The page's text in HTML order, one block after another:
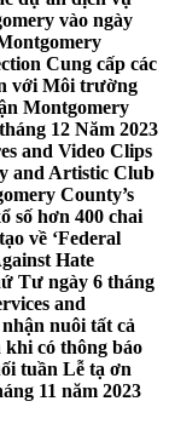
vào ngày
Cung cấp các
với Môi trường
Montgomery
12 Năm 2023
and Video Clips
and Artistic Club
County’s
số hơn 400 chai
về ‘Federal
Hate
Tư ngày 6 tháng
and
nuôi tất cả
khi có thông báo
tuần Lễ tạ ơn
11 năm 2023